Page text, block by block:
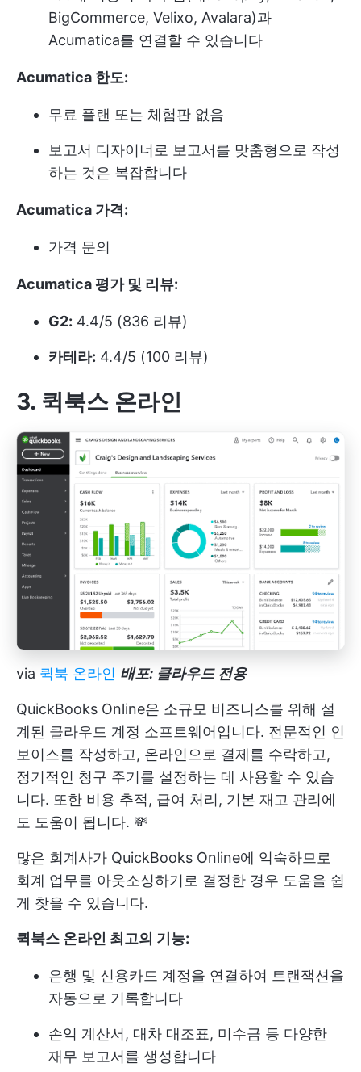
BigCommerce, Velixo, Avalara)과
Acumatica를 연결할 수 있습니다
Acumatica 한도:
무료 플랜 또는 체험판 없음
보고서 디자이너로 보고서를 맞춤형으로 작성
하는 것은 복잡합니다
Acumatica 가격:
가격 문의
Acumatica 평가 및 리뷰:
G2: 4.4/5 (836 리뷰)
카테라: 4.4/5 (100 리뷰)
3. 퀵북스 온라인
via 퀵북 온라인 배포: 클라우드 전용
QuickBooks Online은 소규모 비즈니스를 위해 설
계된 클라우드 계정 소프트웨어입니다. 전문적인 인
보이스를 작성하고, 온라인으로 결제를 수락하고,
정기적인 청구 주기를 설정하는 데 사용할 수 있습
니다. 또한 비용 추적, 급여 처리, 기본 재고 관리에
도 도움이 됩니다. 💸
많은 회계사가 QuickBooks Online에 익숙하므로
회계 업무를 아웃소싱하기로 결정한 경우 도움을 쉽
게 찾을 수 있습니다.
퀵북스 온라인 최고의 기능:
은행 및 신용카드 계정을 연결하여 트랜잭션을
자동으로 기록합니다
손익 계산서, 대차 대조표, 미수금 등 다양한
재무 보고서를 생성합니다